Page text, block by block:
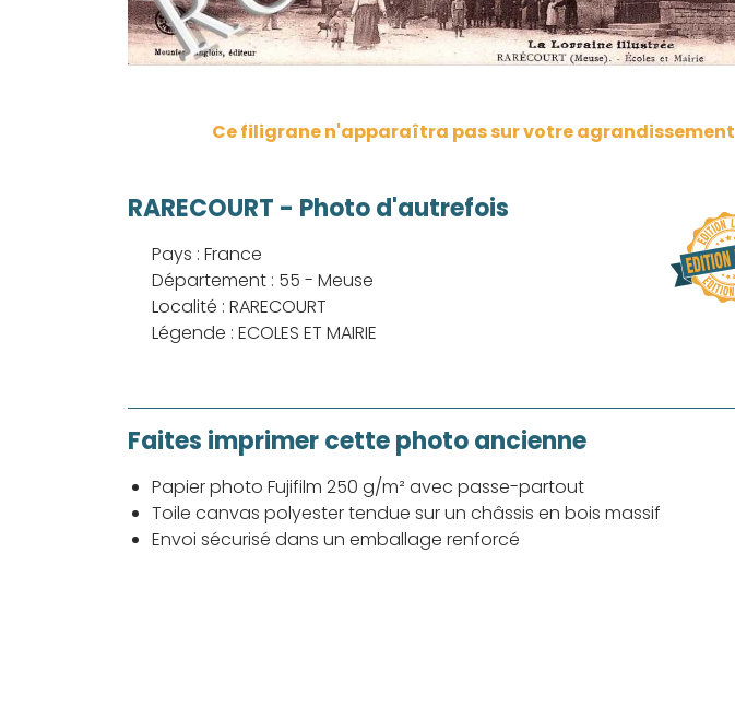
Ce filigrane n'apparaîtra pas sur votre agrandissement
RARECOURT - Photo d'autrefois
Pays : France
Département : 55 - Meuse
Localité : RARECOURT
Légende : ECOLES ET MAIRIE
Faites imprimer cette photo ancienne
Papier photo Fujifilm 250 g/m² avec passe-partout
Toile canvas polyester tendue sur un châssis en bois massif
Envoi sécurisé dans un emballage renforcé